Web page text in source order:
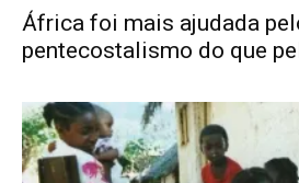
África foi mais ajudada
pentecostalismo do que